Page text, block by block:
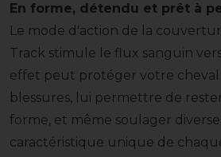
En forme, détendu et prêt à
Le mode d'action de la
Track stimule le flux sanguin
effet peut protéger votre
blessures, lui permettre de
forme, et même soulager
caractéristique unique de